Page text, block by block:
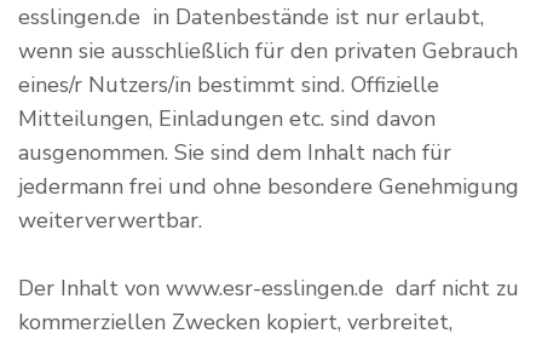
esslingen.de in Datenbestände ist nur erlaubt,
wenn sie ausschließlich für den privaten Gebrauch
eines/r Nutzers/in bestimmt sind. Offizielle
Mitteilungen, Einladungen etc. sind davon
ausgenommen. Sie sind dem Inhalt nach für
jedermann frei und ohne besondere Genehmigung
weiterverwertbar.
Der Inhalt von www.esr-esslingen.de darf nicht zu
kommerziellen Zwecken kopiert, verbreitet,